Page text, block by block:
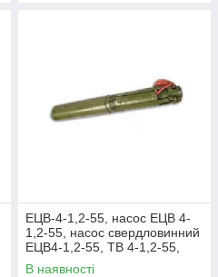
ЕЦВ-4-1,2-55, насос ЕЦВ 4-
1,2-55, насос свердловинний
ЕЦВ4-1,2-55, ТВ 4-1,2-55,
насос ЕЦВ 4
В наявності